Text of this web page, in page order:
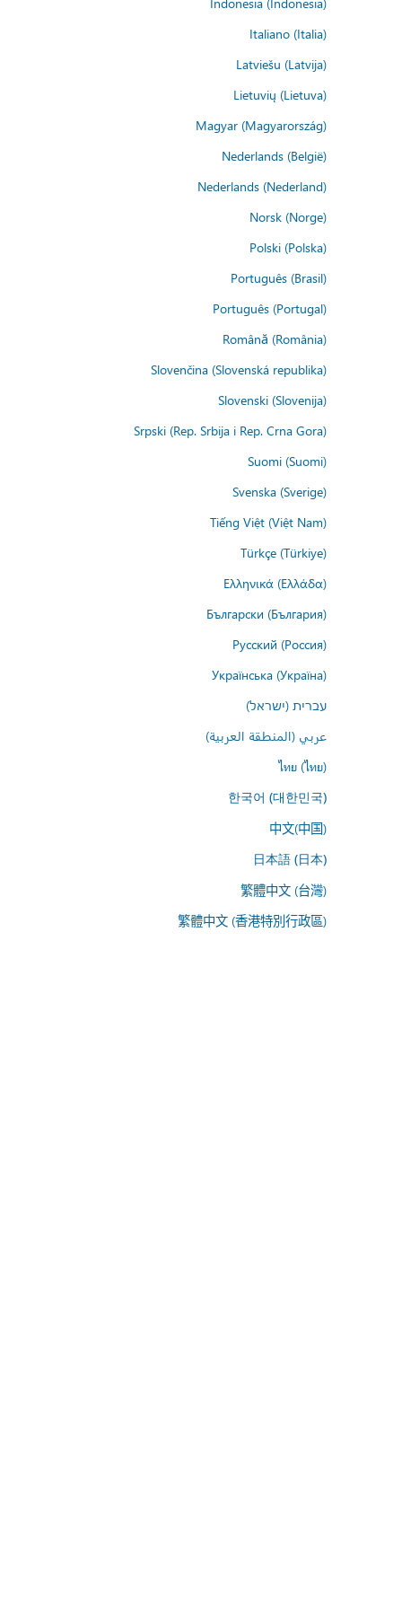
Italiano (Italia)
Latviešu (Latvija)
Lietuvių (Lietuva)
Magyar (Magyarország)
Nederlands (België)
Nederlands (Nederland)
Norsk (Norge)
Polski (Polska)
Português (Brasil)
Português (Portugal)
Română (România)
Slovenčina (Slovenská republika)
Slovenski (Slovenija)
Srpski (Rep. Srbija i Rep. Crna Gora)
Suomi (Suomi)
Svenska (Sverige)
Tiếng Việt (Việt Nam)
Türkçe (Türkiye)
Ελληνικά (Ελλάδα)
Български (България)
Русский (Россия)
Українська (Україна)
עברית (ישראל)
عربي (المنطقة العربية)
ไทย (ไทย)
한국어 (대한민국)
中文(中国)
日本語 (日本)
繁體中文 (台灣)
繁體中文 (香港特別行政區)